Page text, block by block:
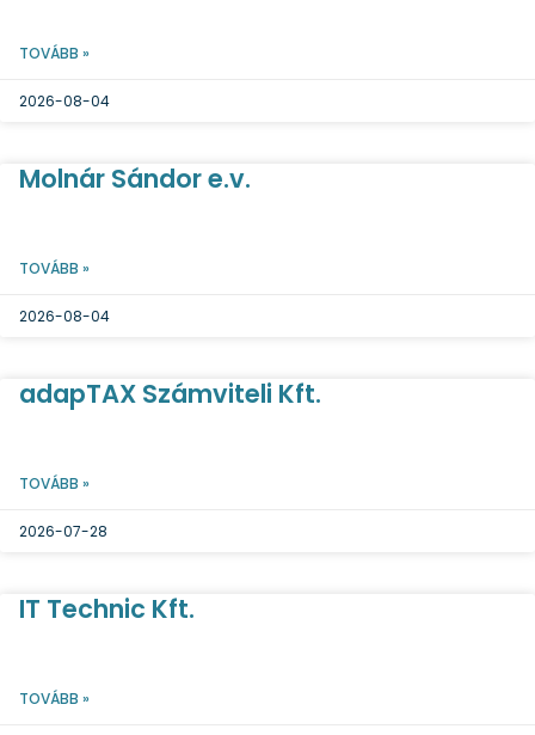
TOVÁBB »
2026-08-04
Molnár Sándor e.v.
TOVÁBB »
2026-08-04
adapTAX Számviteli Kft.
TOVÁBB »
2026-07-28
IT Technic Kft.
TOVÁBB »